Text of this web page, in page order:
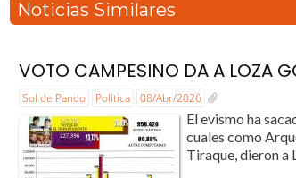
Noticias Similares
VOTO CAMPESINO DA A LOZA
Sol de Pando Política 08/Abr/2026
El evismo ha
cuales como
Tiraque, dieron a